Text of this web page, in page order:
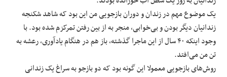
یک موضوع مهم در زندان و دوران بازجویی من این بود که شاهد شکنجه
زندانیان دیگر بودن و بی‌خوابی، منجر به از بین رفتن تمرکزم شده بود. با
وجود اینکه ۴۰ سال از این ماجرا گذشته، باز هم در هنگام یادآوری، رعشه به
تن من می‌افتد.
روش‌های بازجویی معمولا این گونه بود که دو بازجو به سراغ یک زندانی